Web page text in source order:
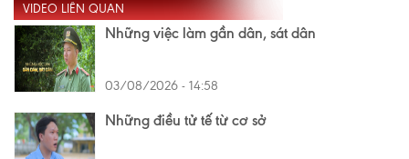
VIDEO LIÊN QUAN
Những việc làm gần dân, sát dân
03/08/2026 - 14:58
Những điều tử tế từ cơ sở